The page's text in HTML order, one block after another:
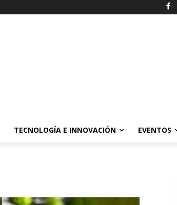
TECNOLOGÍA E INNOVACIÓN EVENTOS